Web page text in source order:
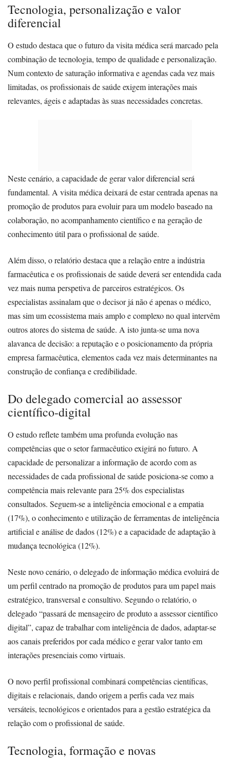
Tecnologia, personalização e valor
diferencial
O estudo destaca que o futuro da visita médica será marcado pela
combinação de tecnologia, tempo de qualidade e personalização.
Num contexto de saturação informativa e agendas cada vez mais
limitadas, os profissionais de saúde exigem interações mais
relevantes, ágeis e adaptadas às suas necessidades concretas.
Neste cenário, a capacidade de gerar valor diferencial será
fundamental. A visita médica deixará de estar centrada apenas na
promoção de produtos para evoluir para um modelo baseado na
colaboração, no acompanhamento científico e na geração de
conhecimento útil para o profissional de saúde.
Além disso, o relatório destaca que a relação entre a indústria
farmacêutica e os profissionais de saúde deverá ser entendida cada
vez mais numa perspetiva de parceiros estratégicos. Os
especialistas assinalam que o decisor já não é apenas o médico,
mas sim um ecossistema mais amplo e complexo no qual intervêm
outros atores do sistema de saúde. A isto junta-se uma nova
alavanca de decisão: a reputação e o posicionamento da própria
empresa farmacêutica, elementos cada vez mais determinantes na
construção de confiança e credibilidade.
Do delegado comercial ao assessor
científico-digital
O estudo reflete também uma profunda evolução nas
competências que o setor farmacêutico exigirá no futuro. A
capacidade de personalizar a informação de acordo com as
necessidades de cada profissional de saúde posiciona-se como a
competência mais relevante para 25% dos especialistas
consultados. Seguem-se a inteligência emocional e a empatia
(17%), o conhecimento e utilização de ferramentas de inteligência
artificial e análise de dados (12%) e a capacidade de adaptação à
mudança tecnológica (12%).
Neste novo cenário, o delegado de informação médica evoluirá de
um perfil centrado na promoção de produtos para um papel mais
estratégico, transversal e consultivo. Segundo o relatório, o
delegado “passará de mensageiro de produto a assessor científico
digital”, capaz de trabalhar com inteligência de dados, adaptar-se
aos canais preferidos por cada médico e gerar valor tanto em
interações presenciais como virtuais.
O novo perfil profissional combinará competências científicas,
digitais e relacionais, dando origem a perfis cada vez mais
versáteis, tecnológicos e orientados para a gestão estratégica da
relação com o profissional de saúde.
Tecnologia, formação e novas